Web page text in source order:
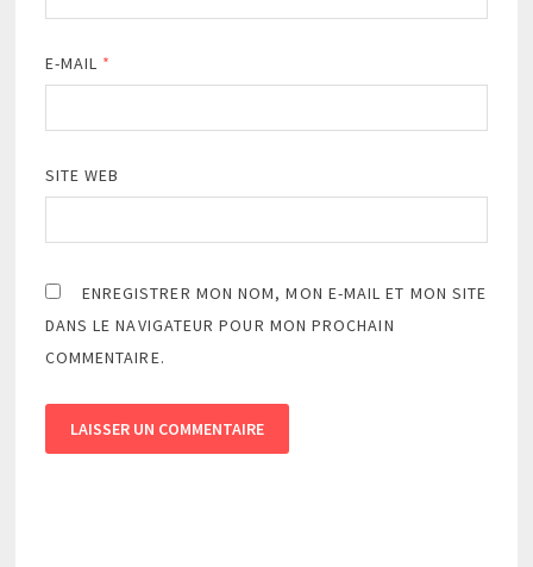
E-MAIL *
SITE WEB
ENREGISTRER MON NOM, MON E-MAIL ET MON SITE
DANS LE NAVIGATEUR POUR MON PROCHAIN
COMMENTAIRE.